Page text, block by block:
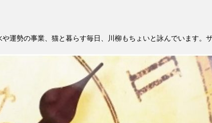
運勢の事業、猫と暮らす毎日、川柳もちょいと詠んでいます。